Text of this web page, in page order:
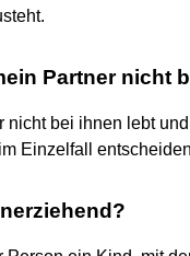
Partner nicht
bei ihnen lebt
Einzelfall